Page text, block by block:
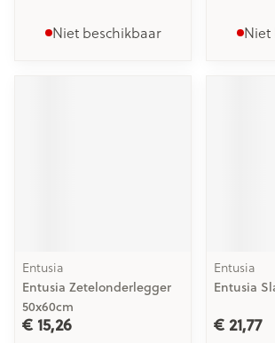
Niet beschikbaar Niet
Entusia
Entusia Zetelonderlegger
50x60cm
€ 15,26
Entusia
Entusia
€ 21,77